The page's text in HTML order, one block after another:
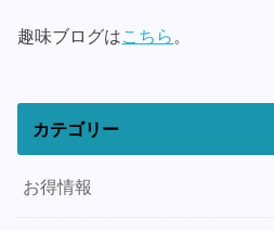
趣味ブログはこちら 。
カテゴリー
お得情報